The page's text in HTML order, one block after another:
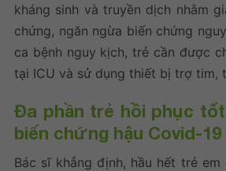
kháng sinh và truyền dịch nhằm
chứng, ngăn ngừa biến chứng
ca bệnh nguy kịch, trẻ cần được
tại ICU và sử dụng thiết bị trợ tim,
Đa phần trẻ hồi phục
biến chứng hậu Covid-19
Bác sĩ khẳng định, hầu hết trẻ